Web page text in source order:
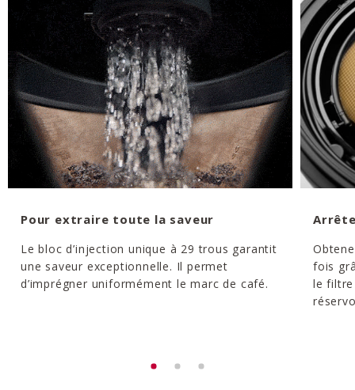
Pour extraire toute la saveur
Le bloc d’injection unique à 29 trous garantit
une saveur exceptionnelle. Il permet
d’imprégner uniformément le marc de café.
fois
le